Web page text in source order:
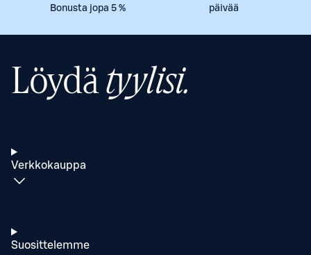
Bonusta jopa 5 %
päivää
Löydätyylisi.
Verkkokauppa
Suosittelemme